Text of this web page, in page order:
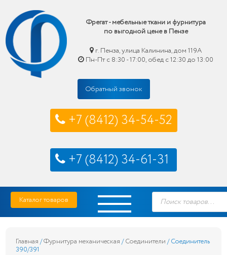
Фрегат - мебельные ткани и фурнитура
по выгодной цене в Пензе
г. Пенза, улица Калинина, дом 119А
Пн-Пт с 8:30 - 17:00, обед с 12:30 до 13:00
Обратный звонок
+7 (8412) 34-54-52
+7 (8412) 34-61-31
Skip
content
Фрегат — мебельные ткани и фурнитура купить по выгодной цене в Пензе
Каталог товаров
Поиск
товаров
Главная /Фурнитура механическая /Соединители / Соединитель
390/391